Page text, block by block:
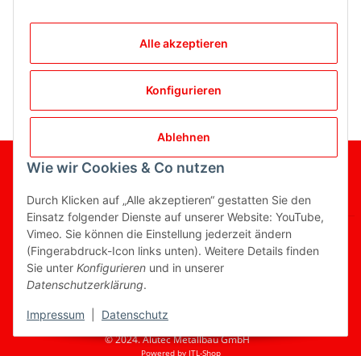
Kategorien
Gesetzliche Informationen
Informationen
Vertrag widerrufen
* Alle Preise inkl. gesetzlicher USt., zzgl.
© 2024. Alutec Metallbau GmbH
Powered by JTL-Shop
Alle akzeptieren
Konfigurieren
Ablehnen
Wie wir Cookies & Co nutzen
Durch Klicken auf „Alle akzeptieren“ gestatten Sie den
Einsatz folgender Dienste auf unserer Website: YouTube,
Vimeo. Sie können die Einstellung jederzeit ändern
(Fingerabdruck-Icon links unten). Weitere Details finden
Sie unter Konfigurieren und in unserer
Datenschutzerklärung.
Impressum Datenschutz